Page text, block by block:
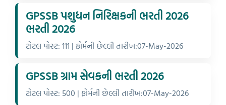
GPSSB પશુધન નિરિક્ષકની ભરતી 2026
ભરતી 2026
ટોટલ પોસ્ટ: 111 | ફોર્મની છેલ્લી તારીખ:07-May-2026
GPSSB ગ્રામ સેવકની ભરતી 2026
ટોટલ પોસ્ટ: 500 | ફોર્મની છેલ્લી તારીખ:07-May-2026